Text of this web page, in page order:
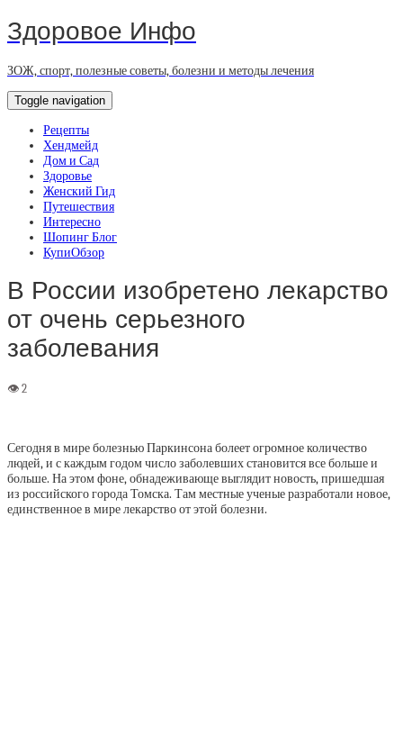
Здоровое Инфо
ЗОЖ, спорт, полезные советы, болезни и методы лечения
Toggle navigation
Рецепты
Хендмейд
Дом и Сад
Здоровье
Женский Гид
Путешествия
Интересно
Шопинг Блог
КупиОбзор
В России изобретено лекарство
от очень серьезного
заболевания
Сегодня в мире болезнью Паркинсона болеет огромное количество
людей, и с каждым годом число заболевших становится все больше и
больше. На этом фоне, обнадеживающе выглядит новость, пришедшая
из российского города Томска. Там местные ученые разработали новое,
единственное в мире лекарство от этой болезни.